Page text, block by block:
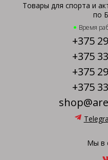
Товары для спорта и
по
Время
+375
+375
+375
+375
Мы в